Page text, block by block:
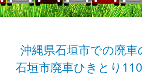
沖縄県石垣市での廃車
石垣市廃車ひきとり
お知らせ
お問い合わせ